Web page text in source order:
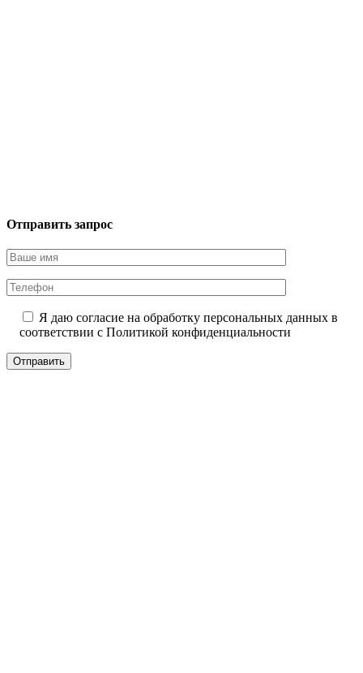
Отправить запрос
Я даю согласие на обработку персональных данных в
соответствии с Политикой конфиденциальности